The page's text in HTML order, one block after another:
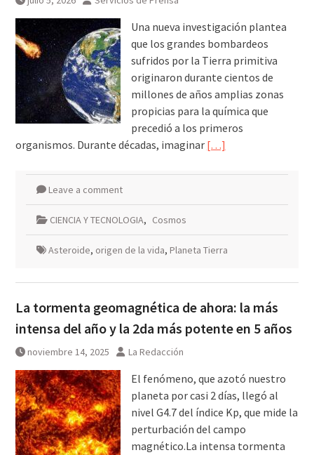
Una nueva investigación plantea
que los grandes bombardeos
sufridos por la Tierra primitiva
originaron durante cientos de
millones de años amplias zonas
propicias para la química que
precedió a los primeros
organismos. Durante décadas, imaginar […]
Leave a comment
CIENCIA Y TECNOLOGIA, Cosmos
Asteroide, origen de la vida, Planeta Tierra
La tormenta geomagnética de ahora: la más
intensa del año y la 2da más potente en 5 años
noviembre 14, 2025 La Redacción
El fenómeno, que azotó nuestro
planeta por casi 2 días, llegó al
nivel G4.7 del índice Kp, que mide la
perturbación del campo
magnético.La intensa tormenta